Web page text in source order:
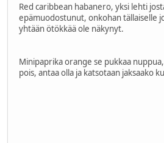
Red caribbean habanero, yksi lehti
epämuodostunut, onkohan tällaiselle
yhtään ötökkää ole näkynyt.
Minipaprika orange se pukkaa
pois, antaa olla ja katsotaan jaksaako